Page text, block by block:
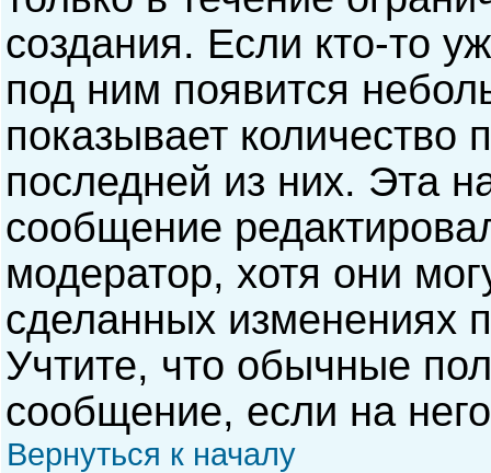
создания. Если кто-то
под ним появится
показывает количество
последней из них. Эта
сообщение
модератор, хотя они
сделанных изменениях
Учтите, что обычные
сообщение, если на
Вернуться к началу